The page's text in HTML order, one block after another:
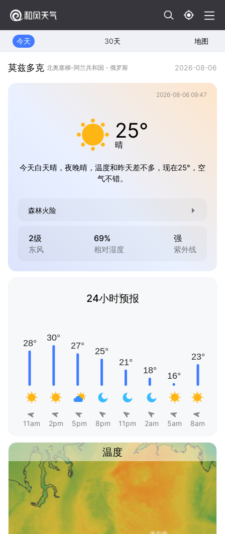
今天 30天 地图
莫兹多克 北奥塞梯-阿兰共和国 - 俄罗斯 2026-08-06
2026-08-06 09:47
25°
晴
今天白天晴，夜晚晴，温度和昨天差不多，现在25°，空
气不错。
森林火险
2级
东风
69%
相对湿度
强
紫外线
24小时预报
11am 2pm 5pm 8pm 11pm 2am 5am 8am
温度